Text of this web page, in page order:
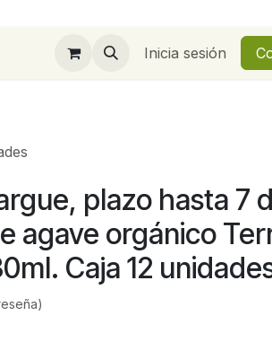
Inicia sesión
plazo hasta 7
agave orgánico
Caja 12